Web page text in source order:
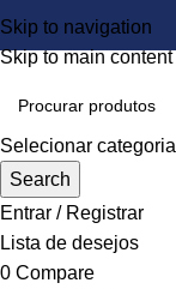
Skip to navigation
Skip to main content
Selecionar categoria
Search
Entrar / Registrar
Lista de desejos
0 Compare